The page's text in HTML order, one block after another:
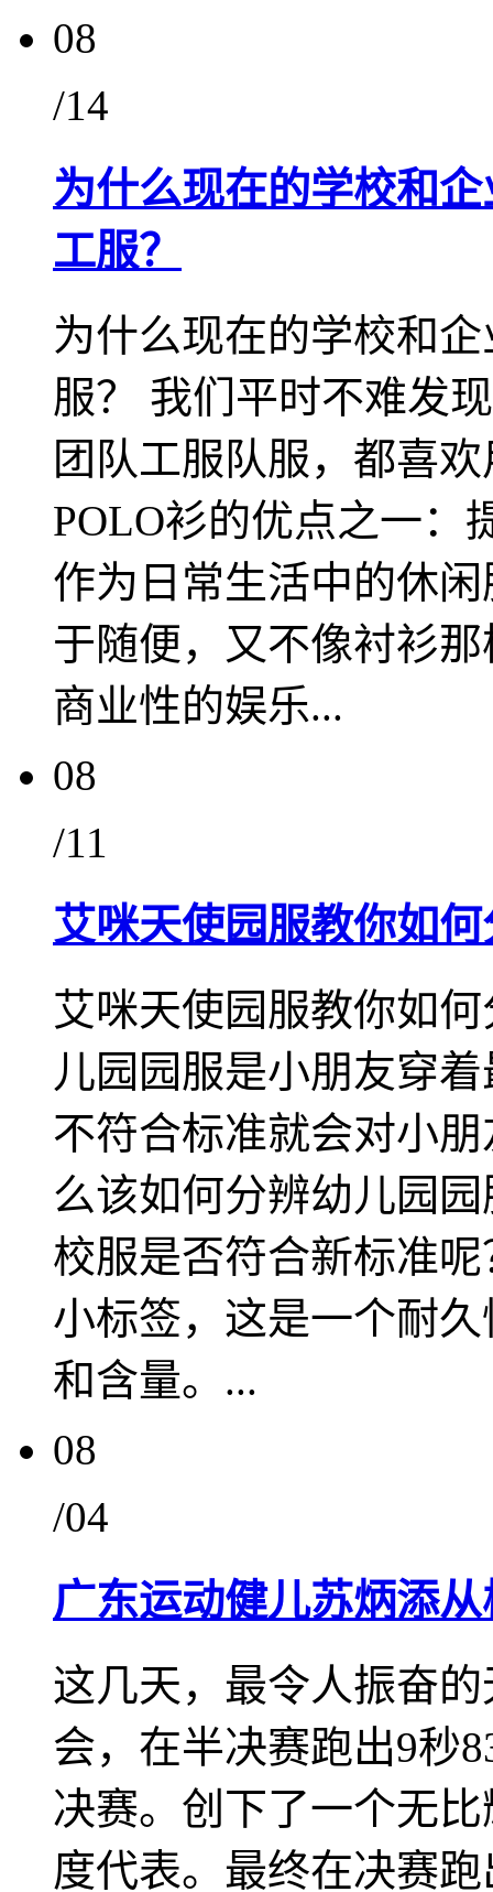
08
/14
为什么现在的学校和
工服？
为什么现在的学校和
服？ 我们平时不难发
团队工服队服，都喜
POLO衫的优点之一：
作为日常生活中的休
于随便，又不像衬衫
商业性的娱乐...
08
/11
艾咪天使园服教你如
艾咪天使园服教你如
儿园园服是小朋友穿
不符合标准就会对小
么该如何分辨幼儿园
校服是否符合新标准
小标签，这是一个耐
和含量。...
08
/04
广东运动健儿苏炳添
这几天，最令人振奋
会，在半决赛跑出9秒
决赛。创下了一个无
度代表。最终在决赛